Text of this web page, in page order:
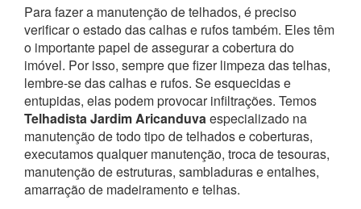
Para fazer a manutenção de telhados, é preciso
verificar o estado das calhas e rufos também. Eles têm
o importante papel de assegurar a cobertura do
imóvel. Por isso, sempre que fizer limpeza das telhas,
lembre-se das calhas e rufos. Se esquecidas e
entupidas, elas podem provocar infiltrações. Temos
Telhadista Jardim Aricanduvaespecializado na
manutenção de todo tipo de telhados e coberturas,
executamos qualquer manutenção, troca de tesouras,
manutenção de estruturas, sambladuras e entalhes,
amarração de madeiramento e telhas.